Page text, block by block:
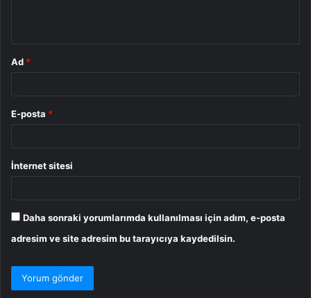
Ad *
E-posta *
İnternet sitesi
Daha sonraki yorumlarımda kullanılması için adım, e-posta
adresim ve site adresim bu tarayıcıya kaydedilsin.